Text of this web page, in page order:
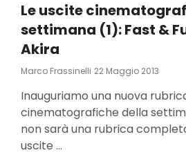
Le uscite
settimana (1): Fast &
Akira
Marco Frassinelli Posted
22 Maggio 2013
Inauguriamo una nuova
cinematografiche della
non sarà una rubrica
uscite …